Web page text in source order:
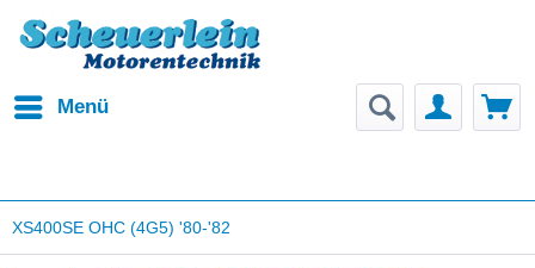
Menü
XS400SE OHC (4G5) '80-'82